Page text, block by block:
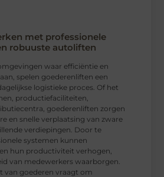
met professionele
robuuste autoliften
waar efficiëntie en
spelen goederenliften een
logistieke proces. Of het
productiefaciliteiten,
goederenliften zorgen
en snelle verplaatsing van zware
verdiepingen. Door te
systemen kunnen
hun productiviteit verhogen,
van medewerkers waarborgen.
van goederen vraagt om